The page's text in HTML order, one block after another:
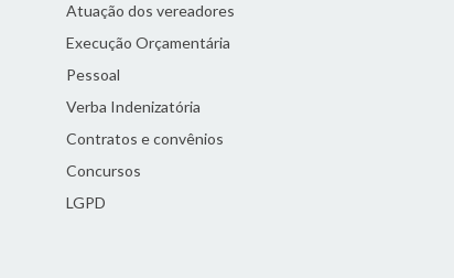
Atuação dos vereadores
Execução Orçamentária
Pessoal
Verba Indenizatória
Contratos e convênios
Concursos
LGPD